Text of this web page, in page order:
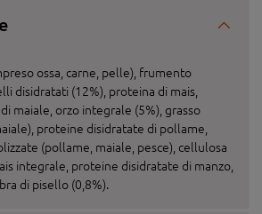
ossa, carne, pelle), frumento
disidratati (12%), proteina di mais,
maiale, orzo integrale (5%), grasso
proteine disidratate di pollame,
(pollame, maiale, pesce), cellulosa
integrale, proteine disidratate di manzo,
di pisello (0,8%).